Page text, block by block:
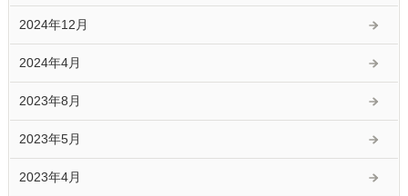
2024年12月
2024年4月
2023年8月
2023年5月
2023年4月